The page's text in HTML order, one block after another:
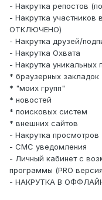
- Накрутка репостов
- Накрутка
ОТКЛЮЧЕНО)
- Накрутка друзей/
- Накрутка Охвата
- Накрутка уникальных
* браузерных закладок
* "моих групп"
* новостей
* поисковых систем
* внешних сайтов
- Накрутка просмотров
- СМС уведомления
- Личный кабинет с
программы (PRO
- НАКРУТКА В